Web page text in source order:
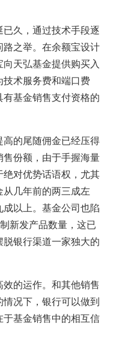
久，通过技术手段逐
之举。在余额宝设计
天弘基金提供购买入
技术服务费和端口费
基金销售支付资格的
的尾随佣金已经压得
份额，由于手握海量
对优势话语权，尤其
几年前的两三成左
以上。基金公司也陷
新发产品数量，这已
银行渠道一家独大的
的运作。和其他销售
况下，银行可以做到
基金销售中的相互信